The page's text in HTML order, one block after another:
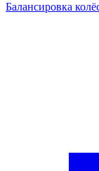
Балансировка